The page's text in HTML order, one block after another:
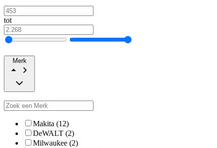
tot
Merk
Makita (12)
DeWALT (2)
Milwaukee (2)